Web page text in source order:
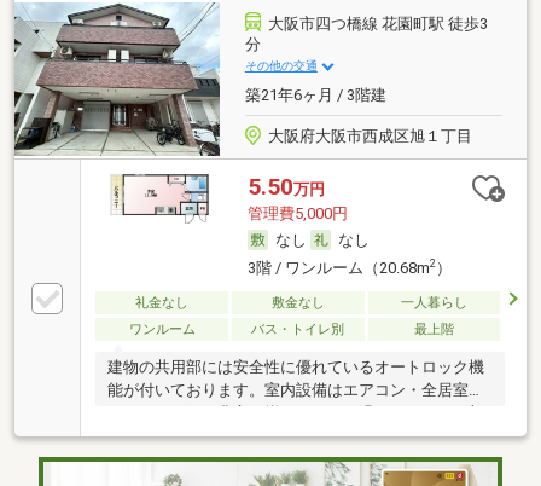
大阪市四つ橋線 花園町駅 徒歩3
分
その他の交通
築21年6ヶ月 / 3階建
大阪府大阪市西成区旭１丁目
5.50万円
管理費5,000円
なし
なし
3階 / ワンルーム（20.68m2）
礼金なし 敷金なし
一人暮らし
ワンルーム
バス・トイレ別 最上階
建物の共用部には安全性に優れているオートロック機
能が付いております。室内設備はエアコン・全居室フ
ローリングなど豊富に揃っており、過ごしやすいお部
屋になっております。収集時間に合わせてゴミを出す
心配のいらない24時間ゴミ出し可能物件になります。
初期費用を抑えられる敷金不要のマンションです。魅